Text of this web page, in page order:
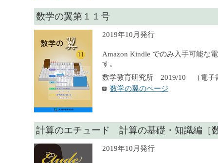
数学の翼第１１号
2019年10月発行
Amazon Kindle でのみ入手可能な
す。
数学教育研究所 2019/10 （電子
数学の翼のページ
計算のエチュード 計算の基礎・知識編［
2019年10月発行